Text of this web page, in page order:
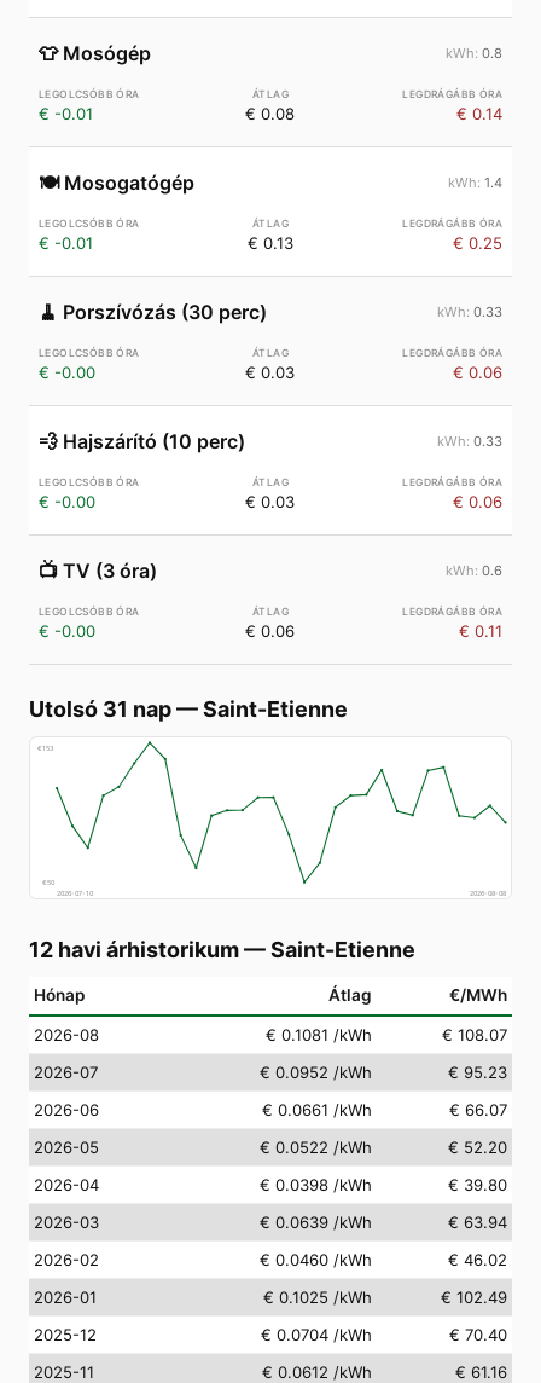
👕 Mosógép 0.8
€ -0.01 € 0.08 € 0.14
🍽️ Mosogatógép 1.4
€ -0.01 € 0.13 € 0.25
🧹 Porszívózás (30 perc) 0.33
€ -0.00 € 0.03 € 0.06
💨 Hajszárító (10 perc) 0.33
€ -0.00 € 0.03 € 0.06
📺 TV (3 óra) 0.6
€ -0.00 € 0.06 € 0.11
Utolsó 31 nap—Saint-Etienne
€153
€50
2026-07-10
2026-08-08
12 havi árhistorikum—Saint-Etienne
Hónap Átlag €/MWh
2026-08 € 0.1081 /kWh
€ 108.07
2026-07
€ 0.0952 /kWh
€ 95.23
2026-06
€ 0.0661 /kWh
€ 66.07
2026-05
€ 0.0522 /kWh
€ 52.20
2026-04
€ 0.0398 /kWh
€ 39.80
2026-03
€ 0.0639 /kWh
€ 63.94
2026-02
€ 0.0460 /kWh
€ 46.02
2026-01
€ 0.1025 /kWh
€ 102.49
2025-12
€ 0.0704 /kWh
€ 70.40
2025-11
€ 0.0612 /kWh
€ 61.16